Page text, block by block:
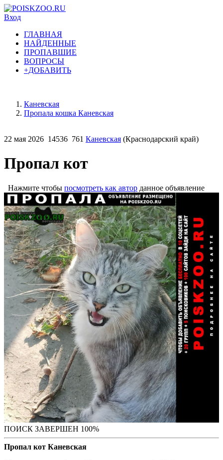
Вход
ГЛАВНАЯ
НАЙДЕННЫЕ
ПРОПАВШИЕ
ВОПРОСЫ
+ДОБАВИТЬ
Каневская
Пропала кошка Каневская
22 мая 2026 14536 761 Каневская (Краснодарский край)
Пропал кот
Нажмите чтобы посмотреть как автор данное объявление
ПОИСК ЗАВЕРШЕН 100%
Пропал кот Каневская